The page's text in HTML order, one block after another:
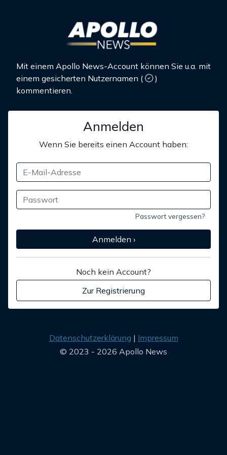
Mit einem Apollo News-Account können Sie u.a. mit
einem gesicherten Nutzernamen (
)
kommentieren.
Anmelden
Wenn Sie bereits einen Account haben:
Passwort vergessen?
Anmelden ›
Noch kein Account?
Zur Registrierung
Datenschutzerklärung
Impressum
© 2023 - 2026 Apollo News